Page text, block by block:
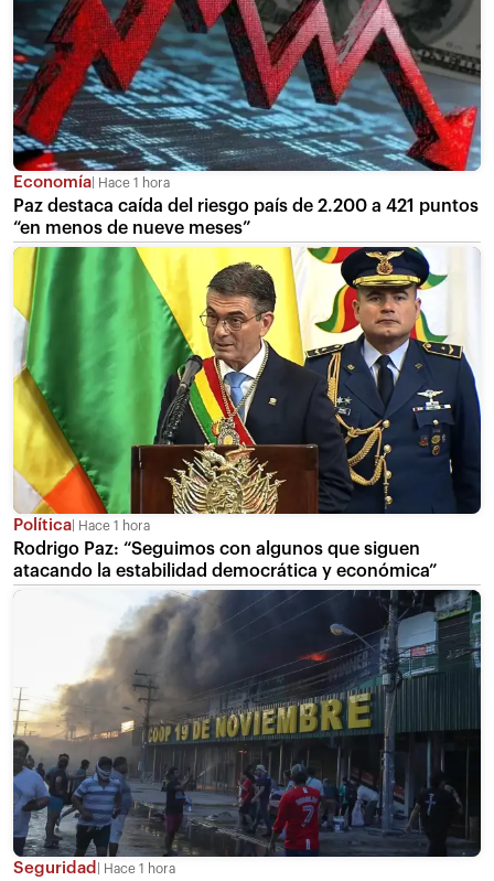
Economía Hace 1 hora
Paz destaca caída del riesgo país de 2.200 a 421 puntos
“en menos de nueve meses”
Política Hace 1 hora
Rodrigo Paz: “Seguimos con algunos que siguen
atacando la estabilidad democrática y económica”
Seguridad Hace 1 hora